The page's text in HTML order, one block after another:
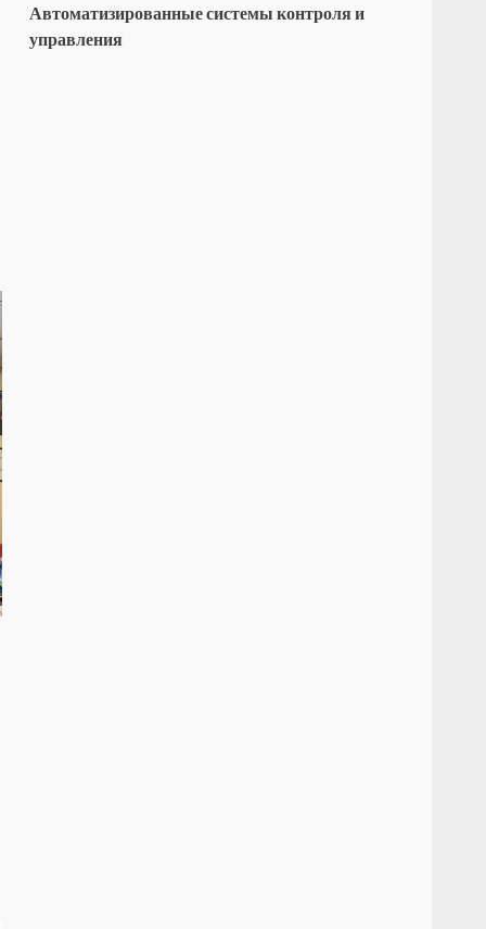
Автоматизированные системы контроля и
управления